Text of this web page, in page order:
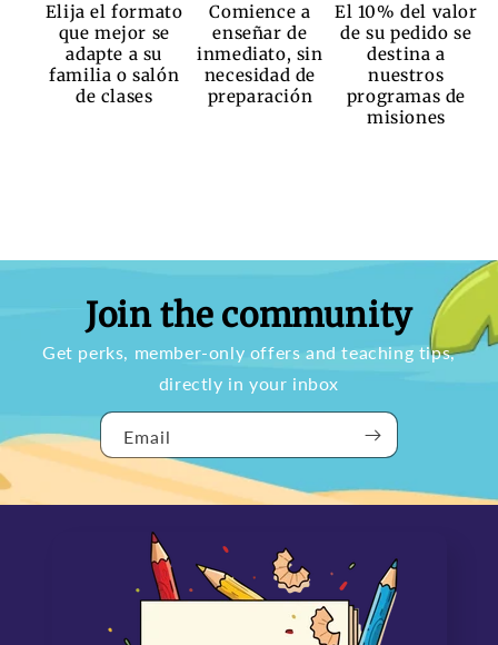
Elija el formato
que mejor se
adapte a su
familia o salón
de clases
Comience a
enseñar de
inmediato, sin
necesidad de
preparación
El 10% del valor
de su pedido se
destina a
nuestros
programas de
misiones
Join the community
Get perks, member-only offers and teaching tips,
directly in your inbox
Email